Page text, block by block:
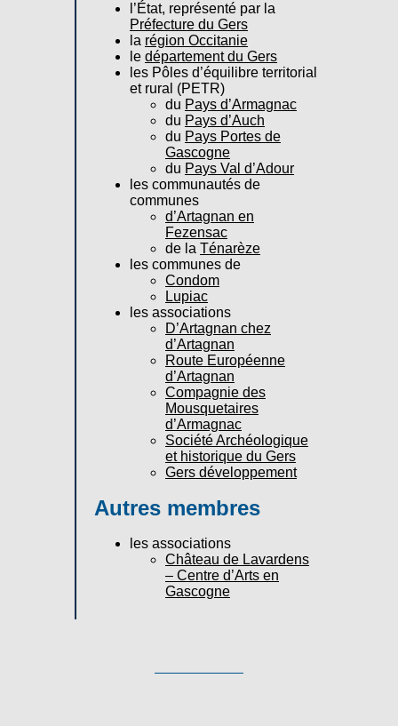
l’État, représenté par la
Préfecture du Gers
la région Occitanie
le département du Gers
les Pôles d’équilibre territorial
et rural (PETR)
du Pays d’Armagnac
du Pays d’Auch
du Pays Portes de
Gascogne
du Pays Val d’Adour
les communautés de
communes
d’Artagnan en
Fezensac
de la Ténarèze
les communes de
Condom
Lupiac
les associations
D’Artagnan chez
d’Artagnan
Route Européenne
d’Artagnan
Compagnie des
Mousquetaires
d’Armagnac
Société Archéologique
et historique du Gers
Gers développement
Autres membres
les associations
Château de Lavardens
– Centre d’Arts en
Gascogne